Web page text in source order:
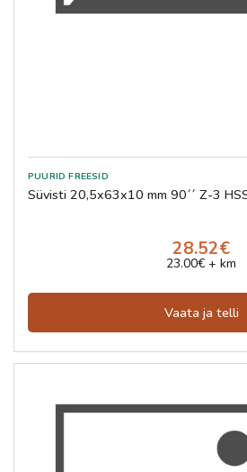
Süvisti 20,5x63x10 mm 90´´ Z-3
28.52€
23.00€ + km
Vaata ja telli